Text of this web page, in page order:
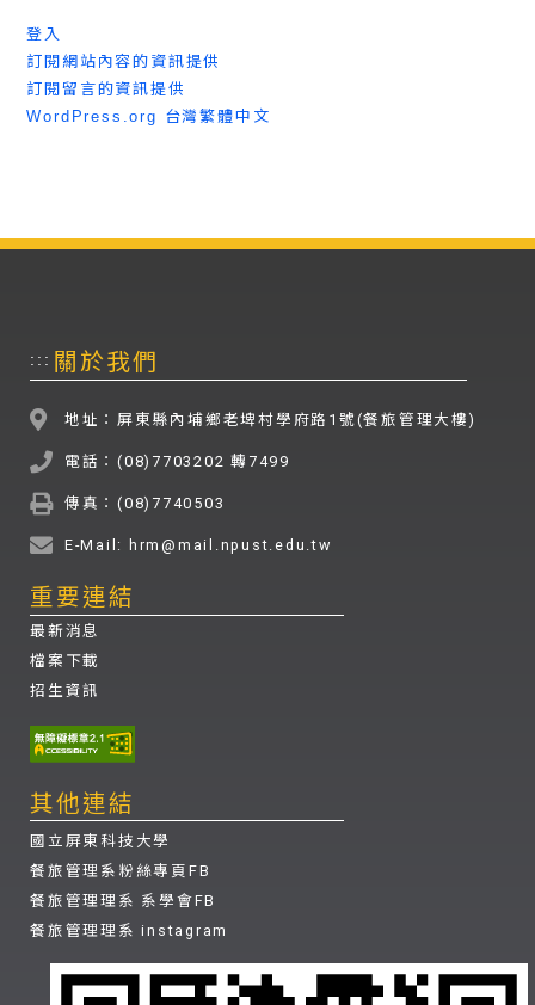
登入
訂閱網站內容的資訊提供
訂閱留言的資訊提供
WordPress.org 台灣繁體中文
::: 關於我們
地址：屏東縣內埔鄉老埤村學府路1號(餐旅管理大樓)
電話：(08)7703202 轉7499
傳真：(08)7740503
E-Mail: hrm@mail.npust.edu.tw
重要連結
最新消息
檔案下載
招生資訊
其他連結
國立屏東科技大學
餐旅管理系粉絲專頁FB
餐旅管理理系 系學會FB
餐旅管理理系 instagram